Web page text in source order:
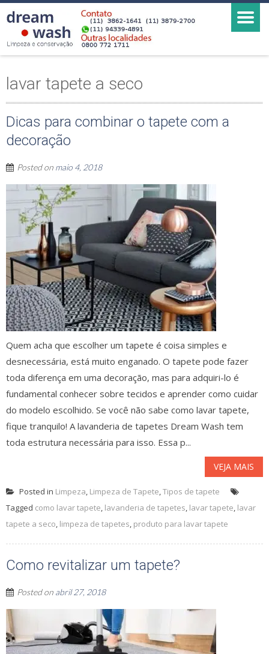
lavar tapete a seco
Dicas para combinar o tapete com a
decoração
Posted on maio 4, 2018
Quem acha que escolher um tapete é coisa simples e
desnecessária, está muito enganado. O tapete pode fazer
toda diferença em uma decoração, mas para adquiri-lo é
fundamental conhecer sobre tecidos e aprender como cuidar
do modelo escolhido. Se você não sabe como lavar tapete,
fique tranquilo! A lavanderia de tapetes Dream Wash tem
toda estrutura necessária para isso. Essa p...
VEJA MAIS
Posted in Limpeza, Limpeza de Tapete,Tipos de tapete
Tagged como lavar tapete, lavanderia de tapetes, lavar tapete, lavar
tapete a seco, limpeza de tapetes, produto para lavar tapete
Como revitalizar um tapete?
Posted on abril 27, 2018